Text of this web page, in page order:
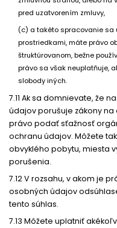
pred uzatvorením zmluvy,
(c) a takéto spracovanie sa
prostriedkami, máte právo
štruktúrovanom, bežne
právo sa však neuplatňuje,
slobody iných.
7.11 Ak sa domnievate, že
údajov porušuje zákony
právo podať sťažnosť
ochranu údajov. Môžete
obvyklého pobytu, miesta
porušenia.
7.12 V rozsahu, v akom je
osobných údajov
tento súhlas.
7.13 Môžete uplatniť